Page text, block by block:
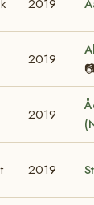
2019
2019
2019
2019